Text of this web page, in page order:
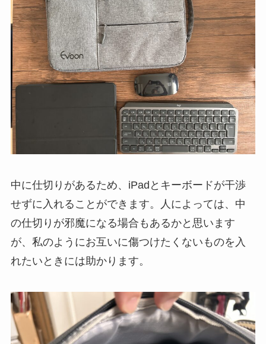
中に仕切りがあるため、iPadとキーボードが干渉
せずに入れることができます。人によっては、中
の仕切りが邪魔になる場合もあるかと思います
が、私のようにお互いに傷つけたくないものを入
れたいときには助かります。